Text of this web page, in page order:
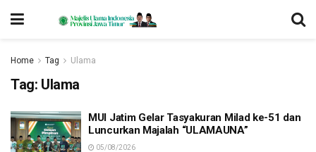
Home Tag Ulama
Tag: Ulama
MUI Jatim Gelar Tasyakuran Milad ke-51 dan
Luncurkan Majalah “ULAMAUNA”
05/08/2026